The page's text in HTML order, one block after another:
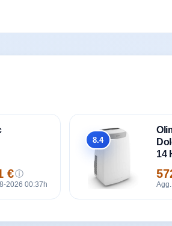
€ ⓘ
2026 00:37h
Totale
8.4
14